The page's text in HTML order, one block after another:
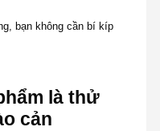
bạn không cần bí kíp
là thử
cản